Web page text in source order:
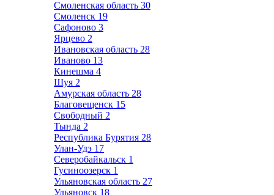
Смоленская область 30
Смоленск 19
Сафоново 3
Ярцево 2
Ивановская область 28
Иваново 13
Кинешма 4
Шуя 2
Амурская область 28
Благовещенск 15
Свободный 2
Тында 2
Республика Бурятия 28
Улан-Удэ 17
Северобайкальск 1
Гусиноозерск 1
Ульяновская область 27
Ульяновск 18